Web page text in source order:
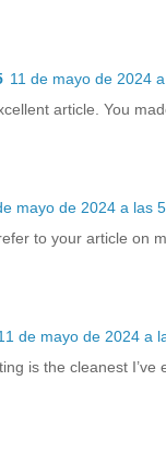
11 de mayo de 2024
article. You
mayo de 2024 a las
to your article on
de mayo de 2024 a
is the cleanest I’ve